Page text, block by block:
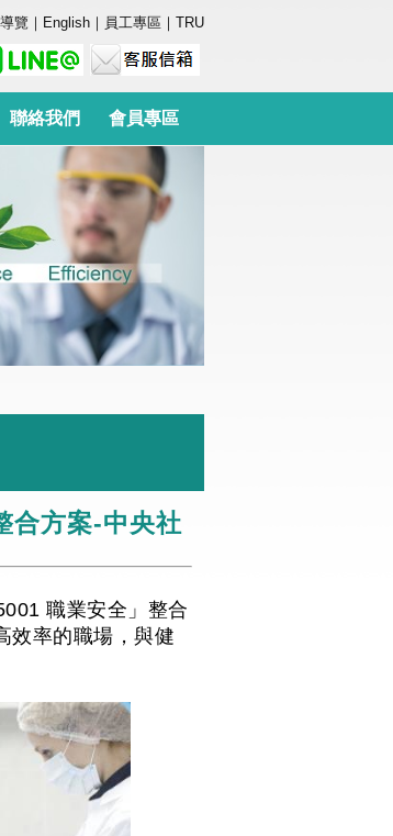
覽 ｜ English ｜ 員工專區 ｜ TRU
聯絡我們 會員專區
合方案-中央社
職業安全」整合
效率的職場，與健